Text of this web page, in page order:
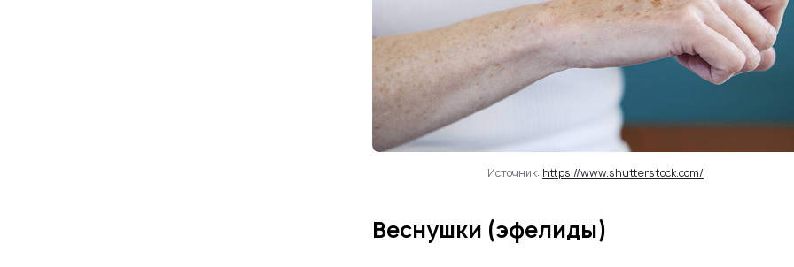
Источник: https://www.shutterstock.com/
Веснушки (эфелиды)